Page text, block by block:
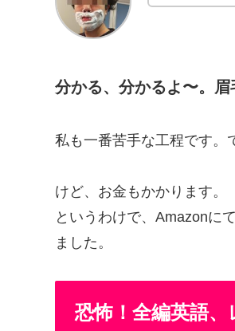
分かる、分かるよ〜。
私も一番苦手な工程です。
けど、お金もかかります。
というわけで、Amazonに
ました。
恐怖！全編英語